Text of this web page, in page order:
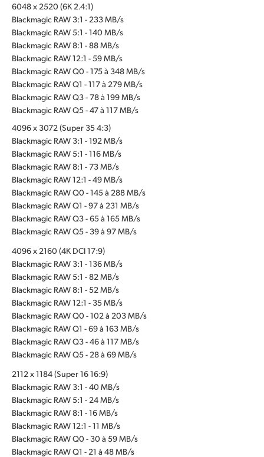
6048 x 2520 (6K 2.4:1)
Blackmagic RAW 3:1 - 233 MB/s
Blackmagic RAW 5:1 - 140 MB/s
Blackmagic RAW 8:1 - 88 MB/s
Blackmagic RAW 12:1 - 59 MB/s
Blackmagic RAW Q0 - 175 à 348 MB/s
Blackmagic RAW Q1 - 117 à 279 MB/s
Blackmagic RAW Q3 - 78 à 199 MB/s
Blackmagic RAW Q5 - 47 à 117 MB/s
4096 x 3072 (Super 35 4:3)
Blackmagic RAW 3:1 - 192 MB/s
Blackmagic RAW 5:1 - 116 MB/s
Blackmagic RAW 8:1 - 73 MB/s
Blackmagic RAW 12:1 - 49 MB/s
Blackmagic RAW Q0 - 145 à 288 MB/s
Blackmagic RAW Q1 - 97 à 231 MB/s
Blackmagic RAW Q3 - 65 à 165 MB/s
Blackmagic RAW Q5 - 39 à 97 MB/s
4096 x 2160 (4K DCI 17:9)
Blackmagic RAW 3:1 - 136 MB/s
Blackmagic RAW 5:1 - 82 MB/s
Blackmagic RAW 8:1 - 52 MB/s
Blackmagic RAW 12:1 - 35 MB/s
Blackmagic RAW Q0 - 102 à 203 MB/s
Blackmagic RAW Q1 - 69 à 163 MB/s
Blackmagic RAW Q3 - 46 à 117 MB/s
Blackmagic RAW Q5 - 28 à 69 MB/s
2112 x 1184 (Super 16 16:9)
Blackmagic RAW 3:1 - 40 MB/s
Blackmagic RAW 5:1 - 24 MB/s
Blackmagic RAW 8:1 - 16 MB/s
Blackmagic RAW 12:1 - 11 MB/s
Blackmagic RAW Q0 - 30 à 59 MB/s
Blackmagic RAW Q1 - 21 à 48 MB/s